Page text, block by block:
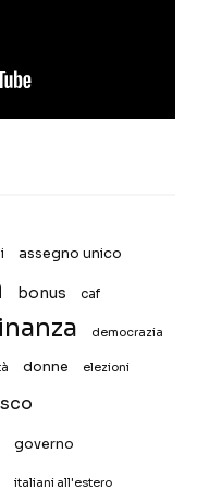
assegno unico
bonus caf
democrazia
donne elezioni
governo
italiani all'estero